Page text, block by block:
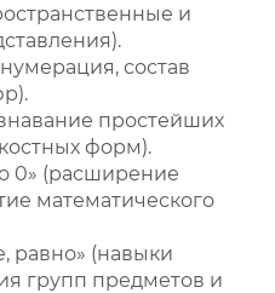
и
состав
простейших
форм).
0» (расширение
математического
равно» (навыки
групп предметов и